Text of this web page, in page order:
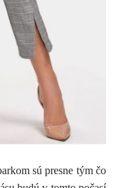
sú presne tým čo